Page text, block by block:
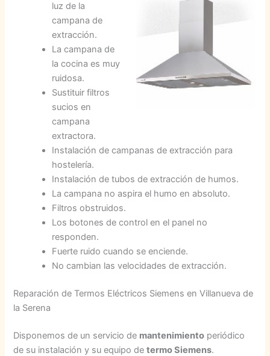
luz de la
campana de
extracción.
La campana de
la cocina es muy
ruidosa.
Sustituir filtros
sucios en
campana
extractora.
Instalación de campanas de extracción para
hostelería.
Instalación de tubos de extracción de humos.
La campana no aspira el humo en absoluto.
Filtros obstruidos.
Los botones de control en el panel no
responden.
Fuerte ruido cuando se enciende.
No cambian las velocidades de extracción.
Reparación de Termos Eléctricos Siemens en Villanueva de
la Serena
Disponemos de un servicio de mantenimiento periódico
de su instalación y su equipo determo Siemens.